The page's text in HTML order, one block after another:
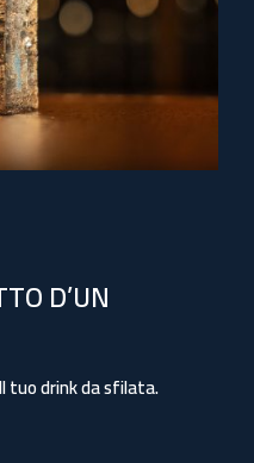
D’UN
tuo drink da sfilata.